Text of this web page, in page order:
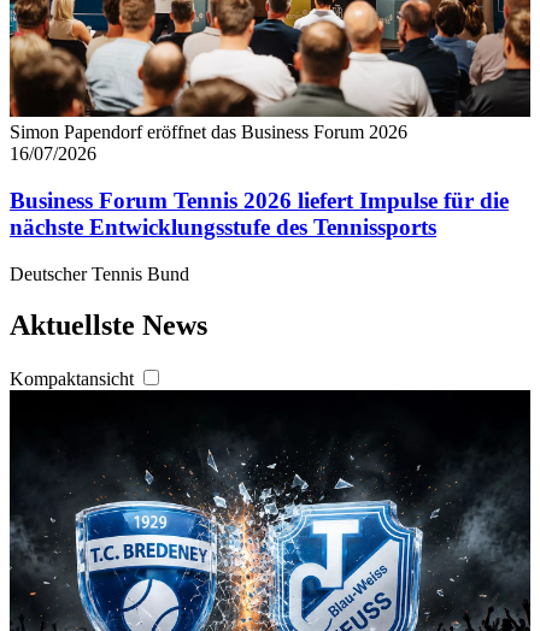
Simon Papendorf eröffnet das Business Forum 2026
16/07/2026
Business Forum Tennis 2026 liefert Impulse für die
nächste Entwicklungsstufe des Tennissports
Deutscher Tennis Bund
Aktuellste News
Kompaktansicht